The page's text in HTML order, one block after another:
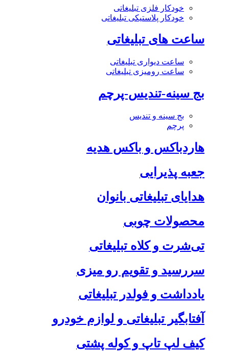
خودکار فلزی تبلیغاتی
خودکار پلاستیکی تبلیغاتی
ساعت های تبلیغاتی
ساعت دیواری تبلیغاتی
ساعت رومیزی تبلیغاتی
بج سینه-تندیس-پرچم
بج سینه و تندیس
پرچم
هاردباکس و باکس هدیه
جعبه پذیرایی
هدایای تبلیغاتی بانوان
محصولات چوبی
تی‌شرت و کلاه تبلیغاتی
سررسید و تقویم رو میزی
یادداشت و فولدر تبلیغاتی
آفتابگیر تبلیغاتی و لوازم خودرو
کیف لپ تاپ و کوله پشتی